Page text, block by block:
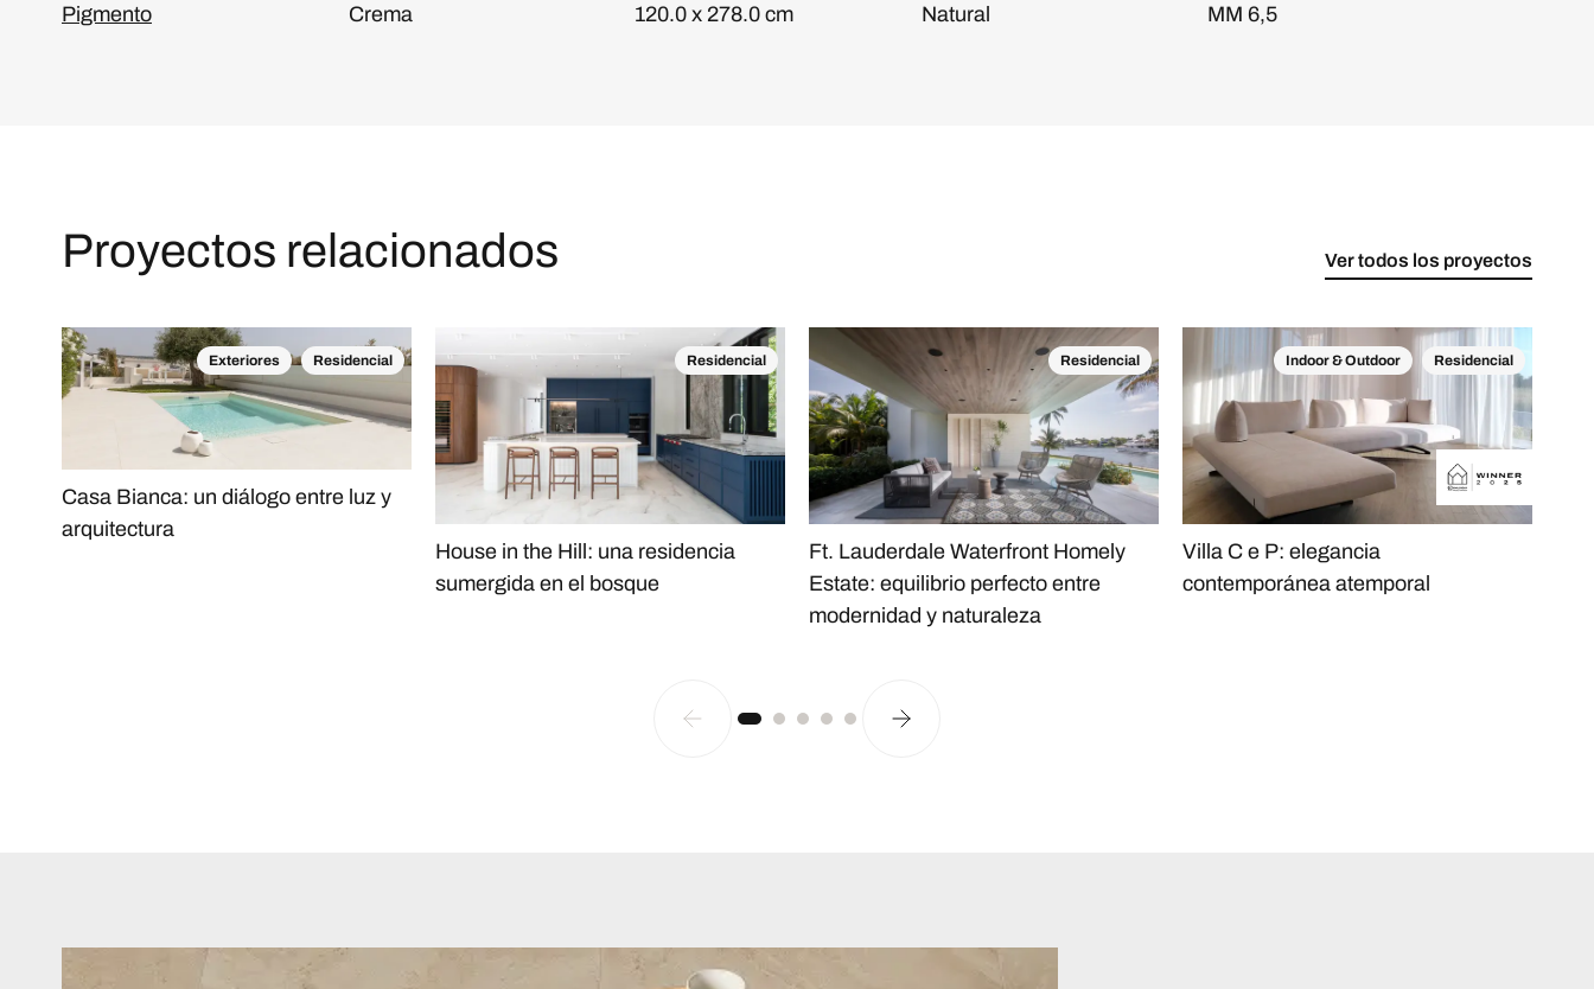
Pigmento Crema 120.0 x 278.0 cm Natural MM 6,5
Proyectos relacionados Ver todos los proyectos
Exteriores Residencial
Casa Bianca: un diálogo entre luz y
arquitectura
Residencial
House in the Hill: una residencia
sumergida en el bosque
Residencial
Ft. Lauderdale Waterfront Homely
Estate: equilibrio perfecto entre
modernidad y naturaleza
Indoor & Outdoor Residencial
Villa C e P: elegancia
contemporánea atemporal